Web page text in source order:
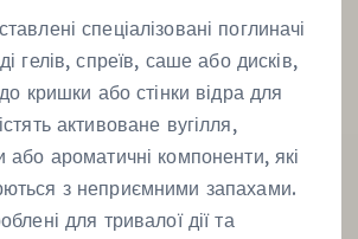
спеціалізовані поглиначі
гелів, спреїв, саше або дисків,
кришки або стінки відра для
активоване вугілля,
або ароматичні компоненти, які
з неприємними запахами.
для тривалої дії та